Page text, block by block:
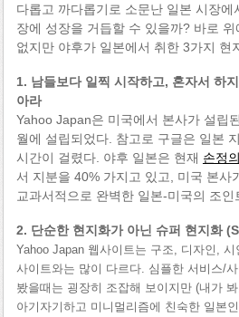
다롭고 까다롭기로 소문난 일본 시장에
장에 성장을 거듭할 수 있을까? 바로
없지만 야후가 일본에서 취한 3가지 현
1. 남들보다 일찍 시작하고, 혼자서 하
아라
Yahoo Japan은 미국에서 본사가 설립
월에 설립되었다. 참고로 구글은 일본
시간이 걸렸다. 야후 일본은 현재 손정
서 지분을 40% 가지고 있고, 미국 본사
교과서적으로 완벽한 일본-미국의 조인
2. 단순한 현지화가 아닌 슈퍼 현지화
Yahoo Japan 웹사이트는 구조, 디자인,
사이트와는 많이 다르다. 심플한 서비스/
봤을때는 굉장히 조잡해 보이지만 (내가
아기자기하고 미니멀리즘에 친숙한 일본